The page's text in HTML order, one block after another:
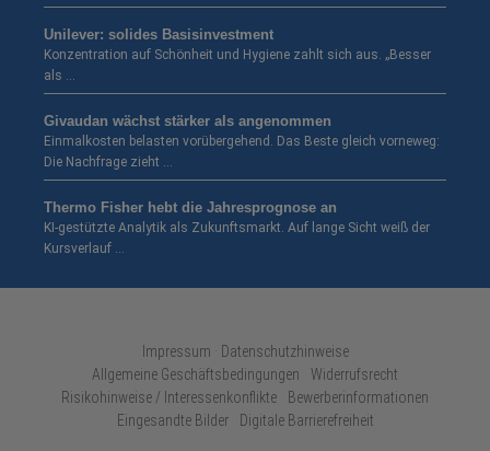
Unilever: solides Basisinvestment
Konzentration auf Schönheit und Hygiene zahlt sich aus. „Besser
als …
Givaudan wächst stärker als angenommen
Einmalkosten belasten vorübergehend. Das Beste gleich vorneweg:
Die Nachfrage zieht …
Thermo Fisher hebt die Jahresprognose an
KI-gestützte Analytik als Zukunftsmarkt. Auf lange Sicht weiß der
Kursverlauf …
Impressum · Datenschutzhinweise
Allgemeine Geschäftsbedingungen
Widerrufsrecht
Risikohinweise / Interessenkonflikte
Bewerberinformationen
Eingesandte Bilder
Digitale Barrierefreiheit